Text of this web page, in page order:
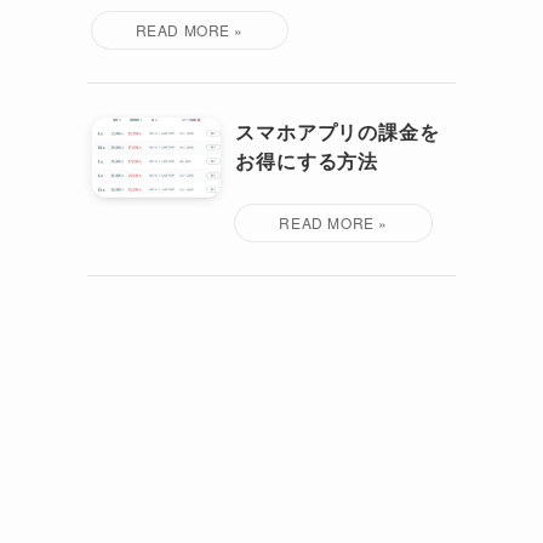
スマホアプリの課金を
お得にする方法